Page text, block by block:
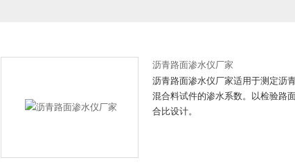
沥青路面渗水仪厂家
沥青路面渗水仪厂家适用于测定沥
混合料试件的渗水系数。以检验
合比设计。